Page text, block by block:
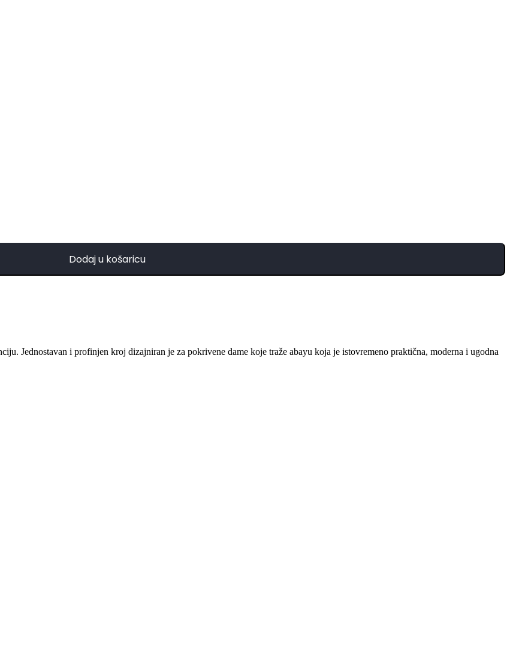
Dodaj u košaricu
Jednostavan i profinjen kroj dizajniran je za pokrivene dame koje traže abayu koja je istovremeno praktična, moderna i ugodna